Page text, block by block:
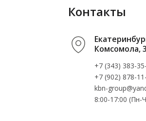
Контакты
Комсомола,
+7 (343) 383-
+7 (902) 878-
kbn-
8:00-17:00 (Пн-